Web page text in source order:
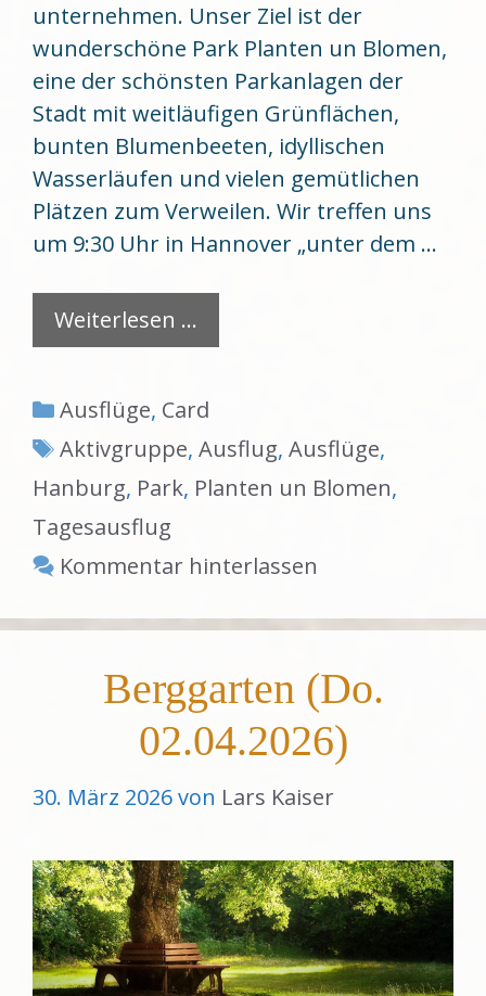
unternehmen. Unser Ziel ist der
wunderschöne Park Planten un Blomen,
eine der schönsten Parkanlagen der
Stadt mit weitläufigen Grünflächen,
bunten Blumenbeeten, idyllischen
Wasserläufen und vielen gemütlichen
Plätzen zum Verweilen. Wir treffen uns
um 9:30 Uhr in Hannover „unter dem …
Weiterlesen …
Kategorien
Ausflüge, Card
Schlagwörter
Aktivgruppe, Ausflug, Ausflüge,
Hanburg, Park, Planten un Blomen,
Tagesausflug
Kommentar hinterlassen
Berggarten (Do.
02.04.2026)
30. März 2026von Lars Kaiser